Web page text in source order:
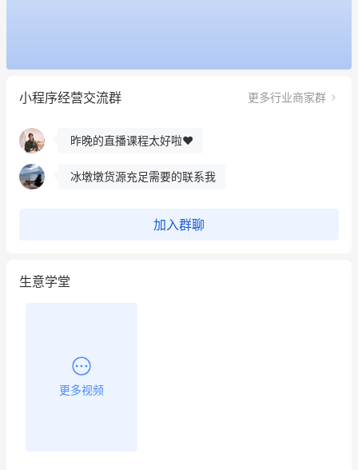
小程序经营交流群 更多行业商家群
用有赞就能在微信、小红书同时经营了
餐饮也得靠私域和服务提高竞争力
昨晚的直播课程太好啦❤️
冰墩墩货源充足需要的联系我
加入群聊
生意学堂
更多视频